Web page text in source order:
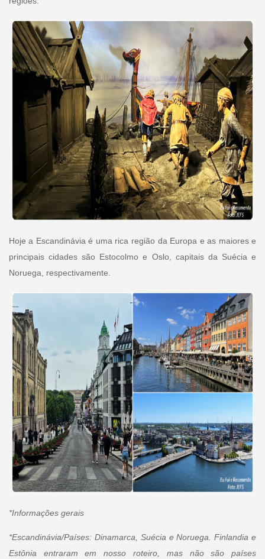
Hoje a Escandinávia é uma rica região da Europa e as maiores e
principais cidades são Estocolmo e Oslo, capitais da Suécia e
Noruega, respectivamente.
*Informações gerais
*Escandinávia/Países: Dinamarca, Suécia e Noruega. Finlandia e
Estônia entraram em nosso roteiro, mas não são países